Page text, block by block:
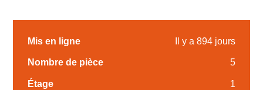
Mis en ligne Il y a 894 jours
Nombre de pièce 5
Étage 1